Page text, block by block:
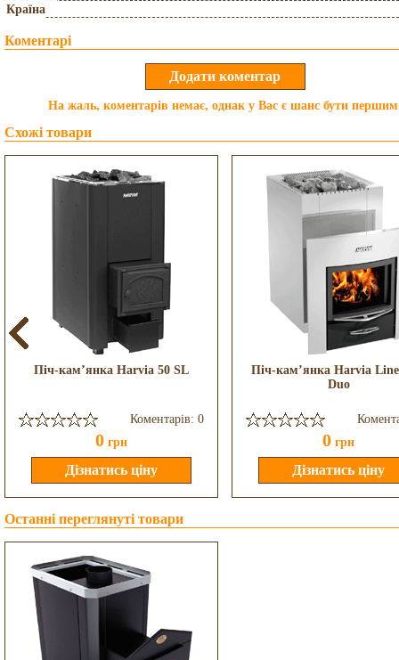
Країна
Коментарі
На жаль, коментарів немає, однак у Вас є шанс бути
Схожі товари
Піч-кам’янка Harvia 50 SL
Коментарів: 0
0 грн
Піч-кам’янка Harvia
Duo
0 грн
Останні переглянуті товари